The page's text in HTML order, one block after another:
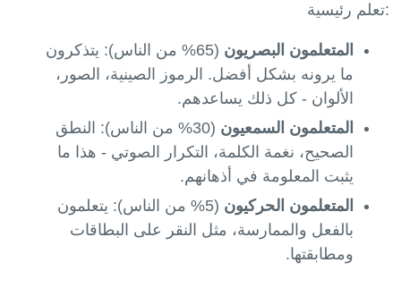
تعلم رئيسية:
المتعلمون البصريون
(65% من الناس): يتذكرون
ما يرونه بشكل أفضل. الرموز الصينية، الصور،
الألوان - كل ذلك يساعدهم.
المتعلمون السمعيون
(30% من الناس): النطق
الصحيح، نغمة الكلمة، التكرار الصوتي - هذا ما
يثبت المعلومة في أذهانهم.
المتعلمون الحركيون
(5% من الناس): يتعلمون
بالفعل والممارسة، مثل النقر على البطاقات
ومطابقتها.